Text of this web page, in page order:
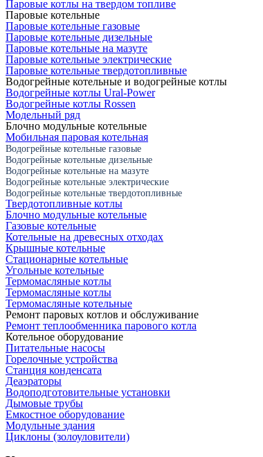
Паровые котлы на твердом топливе
Паровые котельные
Паровые котельные газовые
Паровые котельные дизельные
Паровые котельные на мазуте
Паровые котельные электрические
Паровые котельные твердотопливные
Водогрейные котельные и водогрейные котлы
Водогрейные котлы Ural-Power
Водогрейные котлы Rossen
Модельный ряд
Блочно модульные котельные
Мобильная паровая котельная
Водогрейные котельные газовые
Водогрейные котельные дизельные
Водогрейные котельные на мазуте
Водогрейные котельные электрические
Водогрейные котельные твердотопливные
Твердотопливные котлы
Блочно модульные котельные
Газовые котельные
Котельные на древесных отходах
Крышные котельные
Стационарные котельные
Угольные котельные
Термомасляные котлы
Термомасляные котлы
Термомасляные котельные
Ремонт паровых котлов и обслуживание
Ремонт теплообменника парового котла
Котельное оборудование
Питательные насосы
Горелочные устройства
Станция конденсата
Деаэраторы
Водоподготовительные установки
Дымовые трубы
Емкостное оборудование
Mодульные здания
Циклоны (золоуловители)